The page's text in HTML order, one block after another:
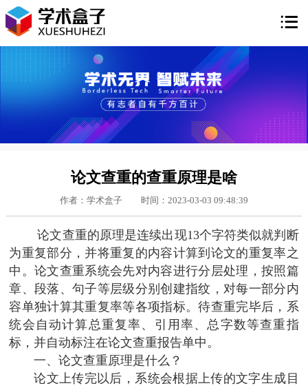

论文查重的查重原理是啥
作者：学术盒子 时间：2023-03-03 09:48:39
论文查重的原理是连续出现13个字符类似就判断
为重复部分，并将重复的内容计算到论文的重复率之
中。论文查重系统会先对内容进行分层处理，按照篇
章、段落、句子等层级分别创建指纹，对每一部分内
容单独计算其重复率等各项指标。待查重完毕后，系
统会自动计算总重复率、引用率、总字数等查重指
标，并自动标注在论文查重报告单中。
一、论文查重原理是什么？
论文上传完以后，系统会根据上传的文字生成目